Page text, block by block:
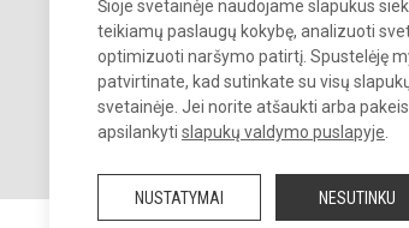
Šioje svetainėje naudojame slapukus
teikiamų paslaugų kokybę, analizuoti
optimizuoti naršymo patirtį. Spustelėję
patvirtinate, kad sutinkate su visų
svetainėje. Jei norite atšaukti arba
apsilankyti slapukų valdymo puslapyje
NUSTATYMAI NESUTINKU
© 2025. Vilniaus Karoliniškių muzikos mokykla.
Kopijuoti turinį be raštiško įstaigos